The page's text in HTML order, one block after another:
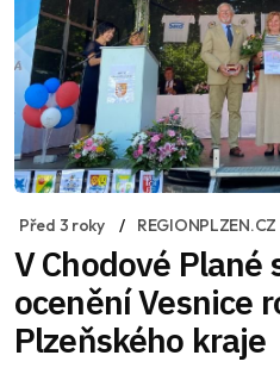
Před 3 roky REGIONPLZEN.CZ
V Chodové Plané
ocenění Vesnice
Plzeňského kraje